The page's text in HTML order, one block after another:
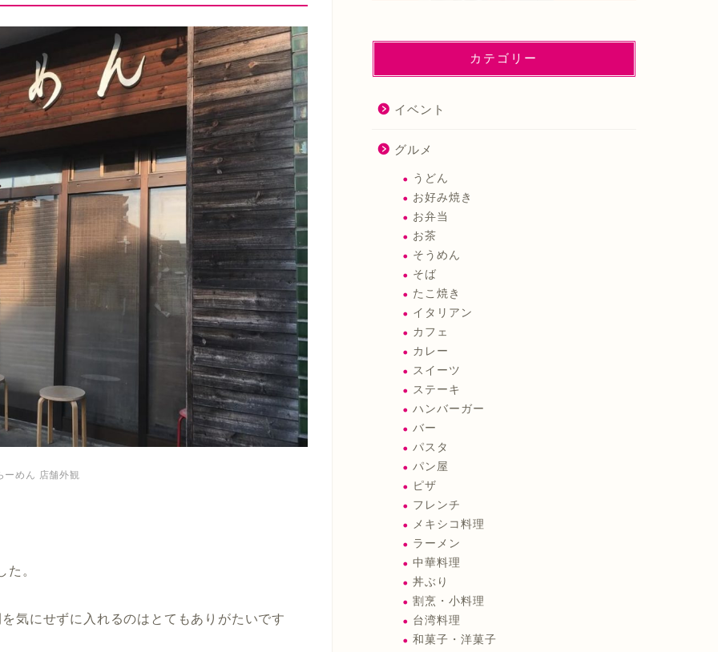
ーめん 店舗外観
。
気にせずに入れるのはとてもありがたいです
カテゴリー
イベント
グルメ
うどん
お好み焼き
お弁当
お茶
そうめん
そば
たこ焼き
イタリアン
カフェ
カレー
スイーツ
ステーキ
ハンバーガー
バー
パスタ
パン屋
ピザ
フレンチ
メキシコ料理
ラーメン
中華料理
丼ぶり
割烹・小料理
台湾料理
和菓子・洋菓子